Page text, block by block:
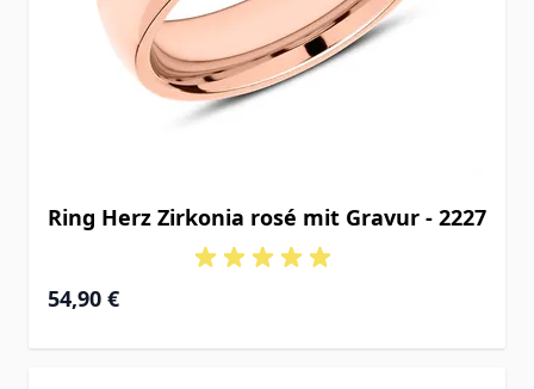
Ring Herz Zirkonia rosé mit Gravur - 2227
54,90 €